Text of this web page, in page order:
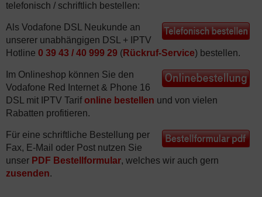
telefonisch / schriftlich bestellen:
Als Vodafone DSL Neukunde an
unserer unabhängigen DSL + IPTV
Hotline 0 39 43 / 40 999 29 (Rückruf-Service) bestellen.
Im Onlineshop können Sie den
Vodafone Red Internet & Phone 16
DSL mit IPTV Tarifonline bestellen und von vielen
Rabatten profitieren.
Für eine schriftliche Bestellung per
Fax, E-Mail oder Post nutzen Sie
unser PDF Bestellformular, welches wir auch gern
zusenden.